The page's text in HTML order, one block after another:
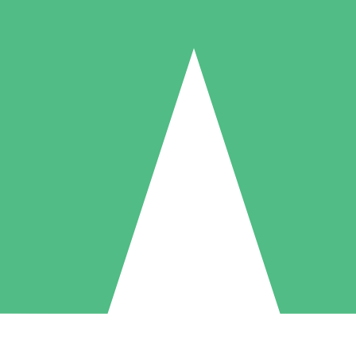
Individuella Kreditpaket
per användning med nedladdningskrediter. Inget månatligt åtagande
5 Nedladdningar
US$